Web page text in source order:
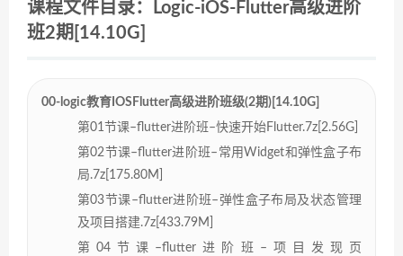
课程文件目录：Logic-iOS-Flutter高级进阶
班2期[14.10G]
00-logic教育IOSFlutter高级进阶班级(2期)[14.10G]
第01节课–flutter进阶班–快速开始Flutter.7z[2.56G]
第02节课–flutter进阶班–常用Widget和弹性盒子布
局.7z[175.80M]
第03节课–flutter进阶班–弹性盒子布局及状态管理
及项目搭建.7z[433.79M]
第04节课–flutter进阶班–项目发现页